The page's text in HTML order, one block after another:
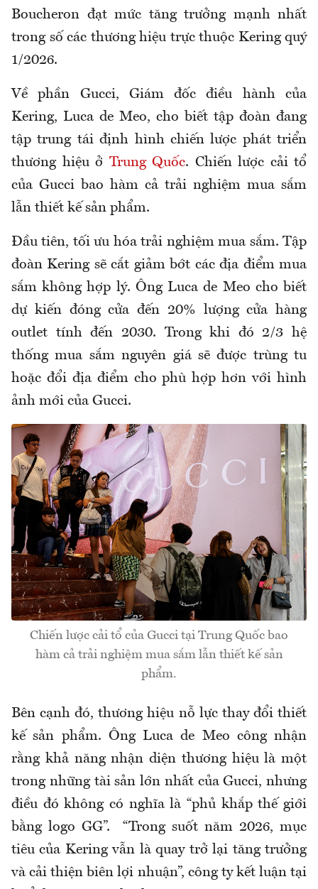
Boucheron đạt mức tăng trưởng mạnh nhất
trong số các thương hiệu trực thuộc Kering quý
1/2026.
Về phần Gucci, Giám đốc điều hành của
Kering, Luca de Meo, cho biết tập đoàn đang
tập trung tái định hình chiến lược phát triển
thương hiệu ở Trung Quốc. Chiến lược cải tổ
của Gucci bao hàm cả trải nghiệm mua sắm
lẫn thiết kế sản phẩm.
Đầu tiên, tối ưu hóa trải nghiệm mua sắm. Tập
đoàn Kering sẽ cắt giảm bớt các địa điểm mua
sắm không hợp lý. Ông Luca de Meo cho biết
dự kiến đóng cửa đến 20% lượng cửa hàng
outlet tính đến 2030. Trong khi đó 2/3 hệ
thống mua sắm nguyên giá sẽ được trùng tu
hoặc đổi địa điểm cho phù hợp hơn với hình
ảnh mới của Gucci.
Chiến lược cải tổ của Gucci tại Trung Quốc bao
hàm cả trải nghiệm mua sắm lẫn thiết kế sản
phẩm.
Bên cạnh đó, thương hiệu nỗ lực thay đổi thiết
kế sản phẩm. Ông Luca de Meo công nhận
rằng khả năng nhận diện thương hiệu là một
trong những tài sản lớn nhất của Gucci, nhưng
điều đó không có nghĩa là “phủ khắp thế giới
bằng logo GG”. “Trong suốt năm 2026, mục
tiêu của Kering vẫn là quay trở lại tăng trưởng
và cải thiện biên lợi nhuận”, công ty kết luận tại